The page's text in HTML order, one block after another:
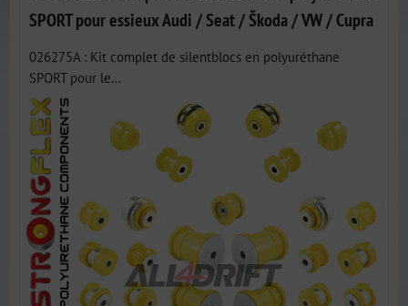
SPORT pour essieux Audi / Seat / Škoda / VW / Cupra
026275A : Kit complet de silentblocs en polyuréthane
SPORT pour le...